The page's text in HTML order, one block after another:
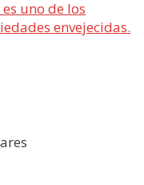
uno de los
envejecidas.